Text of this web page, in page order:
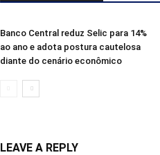
Banco Central reduz Selic para 14%
ao ano e adota postura cautelosa
diante do cenário econômico
LEAVE A REPLY